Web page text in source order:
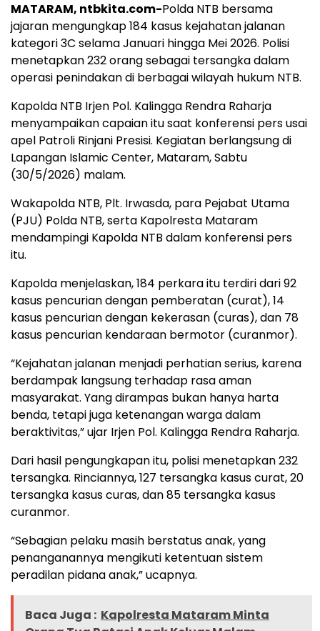
MATARAM, ntbkita.com-Polda NTB bersama
jajaran mengungkap 184 kasus kejahatan jalanan
kategori 3C selama Januari hingga Mei 2026. Polisi
menetapkan 232 orang sebagai tersangka dalam
operasi penindakan di berbagai wilayah hukum NTB.
Kapolda NTB Irjen Pol. Kalingga Rendra Raharja
menyampaikan capaian itu saat konferensi pers usai
apel Patroli Rinjani Presisi. Kegiatan berlangsung di
Lapangan Islamic Center, Mataram, Sabtu
(30/5/2026) malam.
Wakapolda NTB, Plt. Irwasda, para Pejabat Utama
(PJU) Polda NTB, serta Kapolresta Mataram
mendampingi Kapolda NTB dalam konferensi pers
itu.
Kapolda menjelaskan, 184 perkara itu terdiri dari 92
kasus pencurian dengan pemberatan (curat), 14
kasus pencurian dengan kekerasan (curas), dan 78
kasus pencurian kendaraan bermotor (curanmor).
“Kejahatan jalanan menjadi perhatian serius, karena
berdampak langsung terhadap rasa aman
masyarakat. Yang dirampas bukan hanya harta
benda, tetapi juga ketenangan warga dalam
beraktivitas,” ujar Irjen Pol. Kalingga Rendra Raharja.
Dari hasil pengungkapan itu, polisi menetapkan 232
tersangka. Rinciannya, 127 tersangka kasus curat, 20
tersangka kasus curas, dan 85 tersangka kasus
curanmor.
“Sebagian pelaku masih berstatus anak, yang
penanganannya mengikuti ketentuan sistem
peradilan pidana anak,” ucapnya.
Baca Juga : Kapolresta Mataram Minta